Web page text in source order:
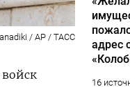
/ AP / ТАСС